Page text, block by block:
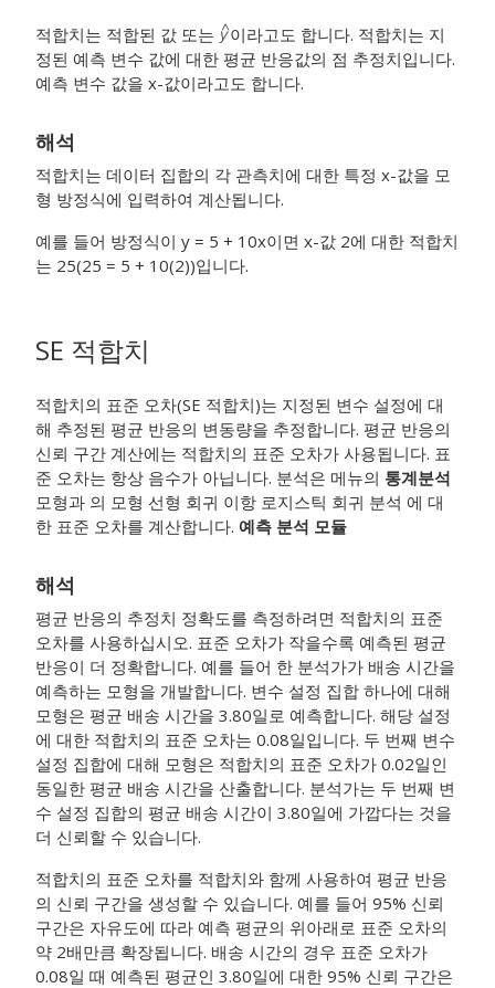
적합치는 적합된 값 또는
이라고도 합니다. 적합치는 지
정된 예측 변수 값에 대한 평균 반응값의 점 추정치입니다.
예측 변수 값을 x-값이라고도 합니다.
해석
적합치는 데이터 집합의 각 관측치에 대한 특정 x-값을 모
형 방정식에 입력하여 계산됩니다.
예를 들어 방정식이 y = 5 + 10x이면 x-값 2에 대한 적합치
는 25(25 = 5 + 10(2))입니다.
SE 적합치
적합치의 표준 오차(SE 적합치)는 지정된 변수 설정에 대
해 추정된 평균 반응의 변동량을 추정합니다. 평균 반응의
신뢰 구간 계산에는 적합치의 표준 오차가 사용됩니다. 표
준 오차는 항상 음수가 아닙니다. 분석은 메뉴의 통계분석
모형과 의 모형 선형 회귀 이항 로지스틱 회귀 분석 에 대
한 표준 오차를 계산합니다. 예측 분석 모듈
해석
평균 반응의 추정치 정확도를 측정하려면 적합치의 표준
오차를 사용하십시오. 표준 오차가 작을수록 예측된 평균
반응이 더 정확합니다. 예를 들어 한 분석가가 배송 시간을
예측하는 모형을 개발합니다. 변수 설정 집합 하나에 대해
모형은 평균 배송 시간을 3.80일로 예측합니다. 해당 설정
에 대한 적합치의 표준 오차는 0.08일입니다. 두 번째 변수
설정 집합에 대해 모형은 적합치의 표준 오차가 0.02일인
동일한 평균 배송 시간을 산출합니다. 분석가는 두 번째 변
수 설정 집합의 평균 배송 시간이 3.80일에 가깝다는 것을
더 신뢰할 수 있습니다.
적합치의 표준 오차를 적합치와 함께 사용하여 평균 반응
의 신뢰 구간을 생성할 수 있습니다. 예를 들어 95% 신뢰
구간은 자유도에 따라 예측 평균의 위아래로 표준 오차의
약 2배만큼 확장됩니다. 배송 시간의 경우 표준 오차가
0.08일 때 예측된 평균인 3.80일에 대한 95% 신뢰 구간은